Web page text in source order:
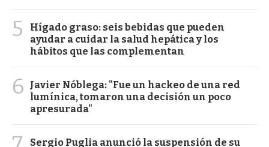
5
Hígado graso: seis bebidas que pueden
ayudar a cuidar la salud hepática y los
hábitos que las complementan
6
Javier Nóblega: "Fue un hackeo de una red
lumínica, tomaron una decisión un poco
apresurada"
Sergio Puglia anunció la suspensión de su